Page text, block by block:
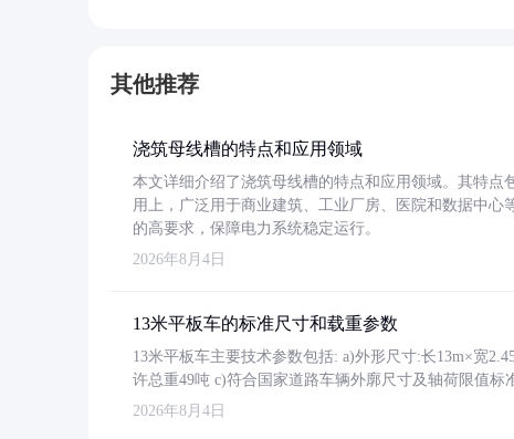
其他推荐
浇筑母线槽的特点和应用领域
本文详细介绍了浇筑母线槽的特点和应用领域。其特点
用上，广泛用于商业建筑、工业厂房、医院和数据中
的高要求，保障电力系统稳定运行。
2026年8月4日
13米平板车的标准尺寸和载重参数
13米平板车主要技术参数包括: a)外形尺寸:长13m×宽
许总重49吨 c)符合国家道路车辆外廓尺寸及轴荷限值标
2026年8月4日